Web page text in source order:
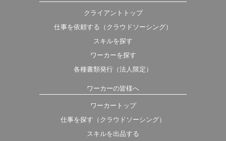
クライアントトップ
仕事を依頼する（クラウドソーシング）
スキルを探す
ワーカーを探す
各種書類発行（法人限定）
ワーカーの皆様へ
ワーカートップ
仕事を探す（クラウドソーシング）
スキルを出品する